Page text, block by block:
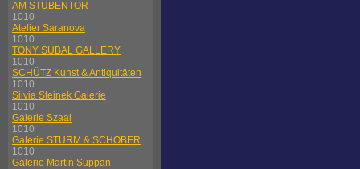
AM STUBENTOR
1010
Atelier Saranova
1010
TONY SUBAL GALLERY
1010
SCHÜTZ Kunst & Antiquitäten
1010
Silvia Steinek Galerie
1010
Galerie Szaal
1010
Galerie STURM & SCHOBER
1010
Galerie Martin Suppan